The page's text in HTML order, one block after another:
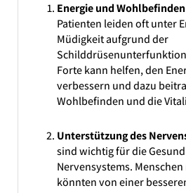
Energie und
Patienten leiden oft unter
Müdigkeit aufgrund der
Forte kann helfen, den
verbessern und dazu
Wohlbefinden und die
Unterstützung des
sind wichtig für die
Nervensystems.
könnten von einer